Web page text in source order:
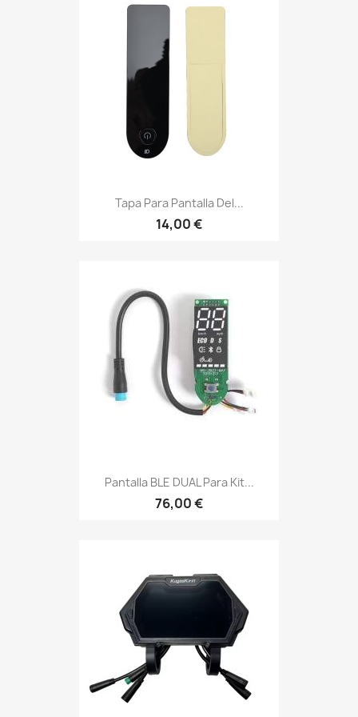
Tapa Para Pantalla Del...
14,00 €
Pantalla BLE DUAL Para Kit...
76,00 €